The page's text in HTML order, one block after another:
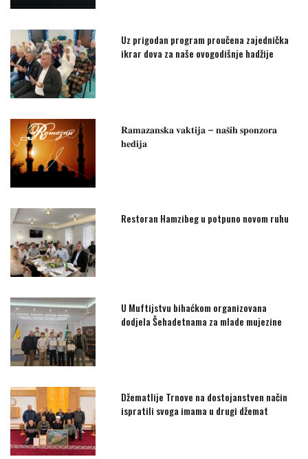
Uz prigodan program proučena zajednička
ikrar dova za naše ovogodišnje hadžije
𝐑𝐚𝐦𝐚𝐳𝐚𝐧𝐬𝐤𝐚 𝐯𝐚𝐤𝐭𝐢𝐣𝐚 – 𝐧𝐚𝐬̌𝐢𝐡 𝐬𝐩𝐨𝐧𝐳𝐨𝐫𝐚
𝐡𝐞𝐝𝐢𝐣𝐚
Restoran Hamzibeg u potpuno novom ruhu
U Muftijstvu bihaćkom organizovana
dodjela Šehadetnama za mlade mujezine
Džematlije Trnove na dostojanstven način
ispratili svoga imama u drugi džemat